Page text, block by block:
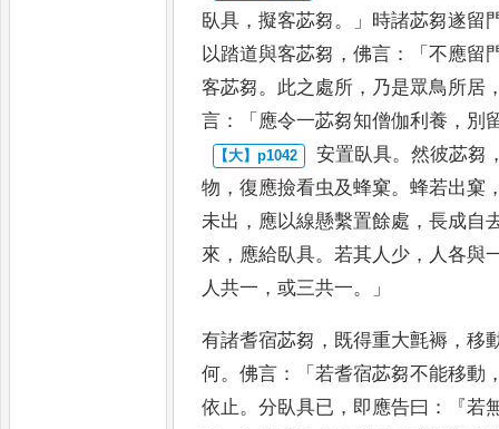
臥具 ，擬客苾芻。」 時諸苾芻遂留
以踏道與客苾芻 ，佛言 ：「不應留
客苾芻。 此之處所 ， 乃是眾鳥所居
言 ：「 應令一苾芻知僧伽利養 ， 別
安置臥具。然彼苾芻
物 ，復 應撿看虫及蜂窠。蜂若出窠
未出 ， 應以線懸繫置餘處 ，長成自
來 ， 應給臥具。若其人少 ， 人各與
人共一 ，或三共一。」
有諸耆宿苾芻 ， 既得重大氈褥 ，移
何。佛言 ：「若耆宿苾芻不能移動
依止。分臥具已 ， 即應告曰 ：『若